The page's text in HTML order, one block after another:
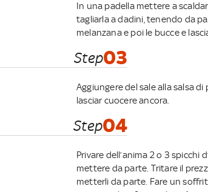
In una padella mettere a
tagliarla a dadini, tenendo da
melanzana e poi le bucce e
Step03
Aggiungere del sale alla salsa di
lasciar cuocere ancora.
Step04
Privare dell’anima 2 o 3 spicchi
mettere da parte. Tritare il
metterli da parte. Fare un